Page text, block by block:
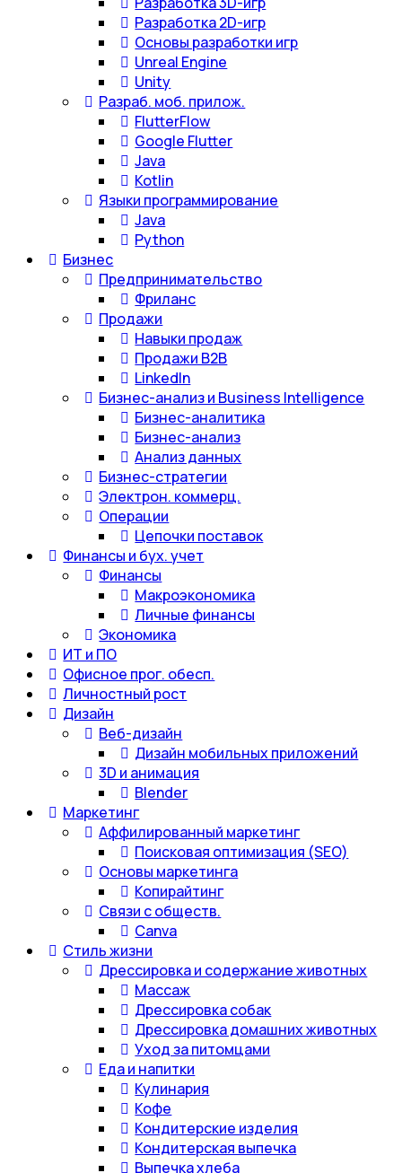
Разработка 2D-игр
Основы разработки игр
Unreal Engine
Unity
Разраб. моб. прилож.
FlutterFlow
Google Flutter
Java
Kotlin
Языки программирование
Java
Python
Бизнес
Предпринимательство
Фриланс
Продажи
Навыки продаж
Продажи B2B
LinkedIn
Бизнес-анализ и Business Intelligence
Бизнес-аналитика
Бизнес-анализ
Анализ данных
Бизнес-стратегии
Электрон. коммерц.
Операции
Цепочки поставок
Финансы и бух. учет
Финансы
Макроэкономика
Личные финансы
Экономика
ИТ и ПО
Офисное прог. обесп.
Личностный рост
Дизайн
Веб-дизайн
Дизайн мобильных приложений
3D и анимация
Blender
Маркетинг
Аффилированный маркетинг
Поисковая оптимизация (SEO)
Основы маркетинга
Копирайтинг
Связи с обществ.
Canva
Стиль жизни
Дрессировка и содержание животных
Массаж
Дрессировка собак
Дрессировка домашних животных
Уход за питомцами
Еда и напитки
Кулинария
Кофе
Кондитерские изделия
Кондитерская выпечка
Выпечка хлеба